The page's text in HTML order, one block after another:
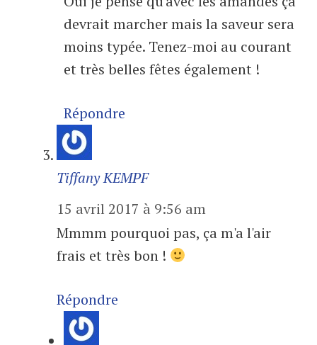
devrait marcher mais la saveur sera
moins typée. Tenez-moi au courant
et très belles fêtes également !
Répondre
Tiffany KEMPF
15 avril 2017 à 9:56 am
Mmmm pourquoi pas, ça m'a l'air
frais et très bon !
Répondre